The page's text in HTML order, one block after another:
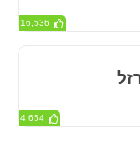
16,536
4,654